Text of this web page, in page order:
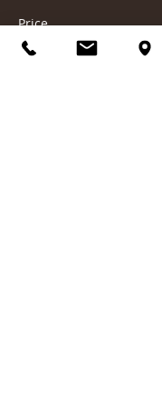
Price
€75.00